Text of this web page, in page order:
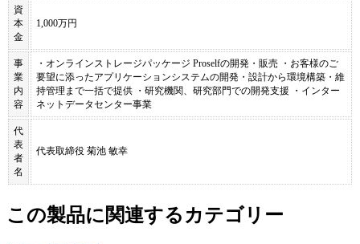
資
本
金
1,000万円
事
業
内
容
・オンラインストレージパッケージ Proselfの開発・販売 ・お客様のご
要望に添ったアプリケーションシステムの開発・設計から環境構築・維
持管理まで一括で提供 ・研究機関、研究部門での開発支援 ・インター
ネットデータセンター事業
代
表
者
名
代表取締役 菊池 敏幸
この製品に関連するカテゴリー